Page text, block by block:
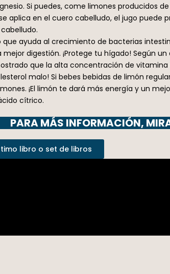
Si puedes, come limones producidos
aplica en el cuero cabelludo, el jugo puede
ayuda al crecimiento de bacterias
digestión. ¡Protege tu hígado! Según
que la alta concentración de
malo! Si bebes bebidas de limón
¡El limón te dará más energía y un
cítrico.
PARA MÁS INFORMACIÓN,
libro o set de libros